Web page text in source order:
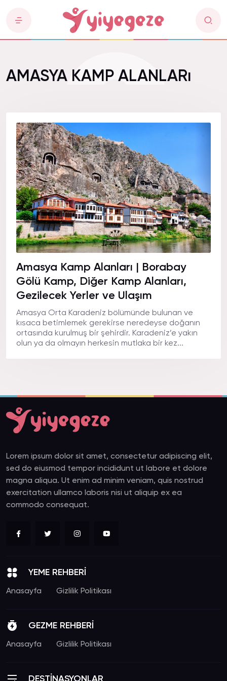
AMASYA KAMP ALANLARı
Amasya Kamp Alanları | Borabay
Gölü Kamp, Diğer Kamp Alanları,
Gezilecek Yerler ve Ulaşım
Amasya Orta Karadeniz bölümünde bulunan ve
kısaca betimlemek gerekirse neredeyse doğanın
ortasında kurulmuş bir şehirdir. Karadeniz’e yakın
olun ya da olmayın herkesin mutlaka bir kez...
Lorem ipsum dolor sit amet, consectetur adipiscing elit,
sed do eiusmod tempor incididunt ut labore et dolore
magna aliqua. Ut enim ad minim veniam, quis nostrud
exercitation ullamco laboris nisi ut aliquip ex ea
commodo consequat.
YEME REHBERİ
Anasayfa Gizlilik Politikası
GEZME REHBERİ
Anasayfa Gizlilik Politikası
DESTİNASYONLAR